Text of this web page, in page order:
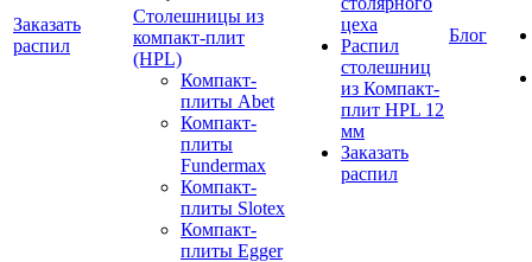
Заказать
распил
Столешницы из
компакт-плит
(HPL)
Компакт-
плиты Abet
Компакт-
плиты
Fundermax
Компакт-
плиты Slotex
Компакт-
плиты Egger
цеха
Распил
столешниц
из Компакт-
плит HPL 12
мм
Заказать
распил
Блог